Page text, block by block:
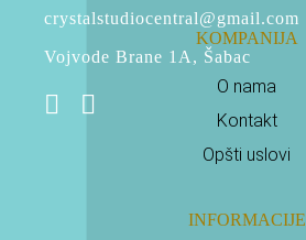
crystalstudiocentral@gmail.com
Vojvode Brane 1A, Šabac
KOMPANIJA
O nama
Kontakt
Opšti uslovi
INFORMACIJE